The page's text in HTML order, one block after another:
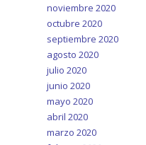
noviembre 2020
octubre 2020
septiembre 2020
agosto 2020
julio 2020
junio 2020
mayo 2020
abril 2020
marzo 2020